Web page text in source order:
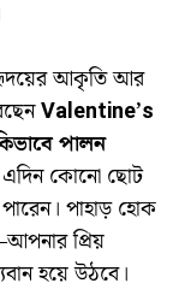
হৃদয়ের আকৃতি আর
Valentine’s
পালন
এদিন কোনো ছোট
পাহাড় হোক
প্রিয়
হয়ে উঠবে।